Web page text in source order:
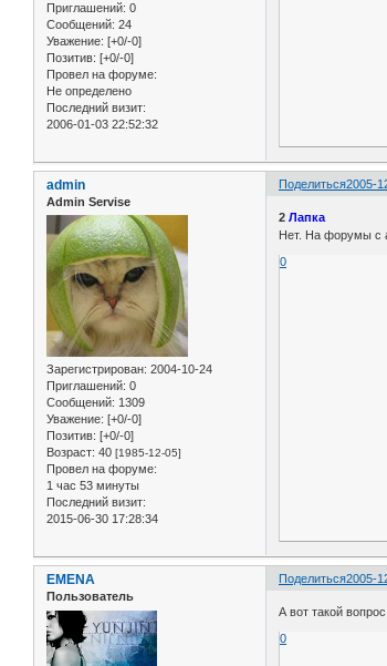
Приглашений: 0
Сообщений: 24
Уважение: [+0/-0]
Позитив: [+0/-0]
Провел на форуме:
Не определено
Последний визит:
2006-01-03 22:52:32
Поделиться2005-
admin
Admin Servise
Зарегистрирован: 2004-10-24
Приглашений: 0
Сообщений: 1309
Уважение: [+0/-0]
Позитив: [+0/-0]
Возраст: 40 [1985-12-05]
Провел на форуме:
1 час 53 минуты
Последний визит:
2015-06-30 17:28:34
2Лапка
Нет. На форумы с
0
Поделиться2005-
EMENA
Пользователь
А вот такой
0